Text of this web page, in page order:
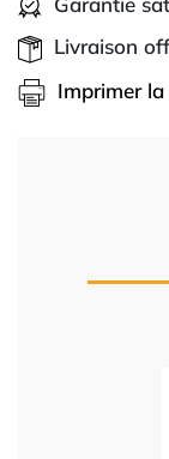
Livraison
Imprimer